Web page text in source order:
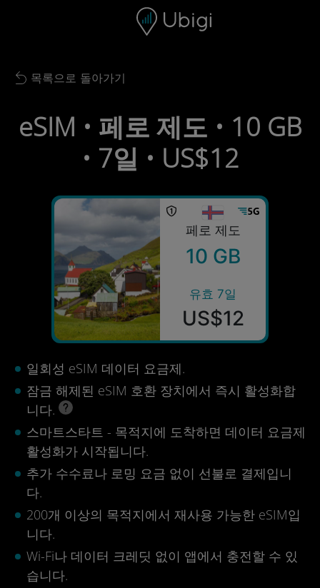
내비게이션 바 하단
Back to list
목록으로 돌아가기
eSIM • 페로 제도 • 10 GB
• 7일 • US$12
페로 제도
10 GB
유효 7일
US$12
일회성 eSIM 데이터 요금제.
잠금 해제된 eSIM 호환 장치에서 즉시 활성화합
니다.
스마트스타트 - 목적지에 도착하면 데이터 요금제
활성화가 시작됩니다.
추가 수수료나 로밍 요금 없이 선불로 결제입니
다.
200개 이상의 목적지에서 재사용 가능한 eSIM입
니다.
Wi-Fi나 데이터 크레딧 없이 앱에서 충전할 수 있
습니다.